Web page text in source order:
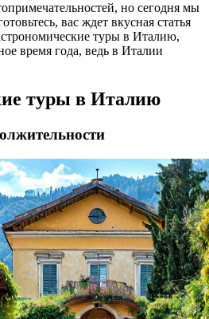
вас ждет вкусная статья
туры в Италию,
время года, ведь в Италии
туры в Италию